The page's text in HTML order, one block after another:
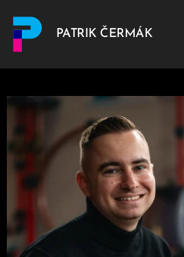
PATRIK ČERMÁK